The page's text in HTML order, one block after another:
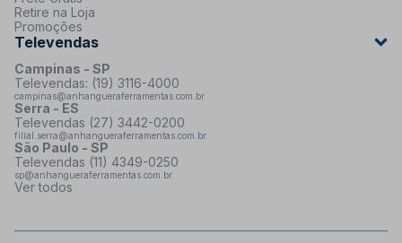
Retire na Loja
Promoções
Televendas
Campinas - SP
Televendas: (19) 3116-4000
campinas@anhangueraferramentas.com.br
Serra - ES
Televendas (27) 3442-0200
filial.serra@anhangueraferramentas.com.br
São Paulo - SP
Televendas (11) 4349-0250
sp@anhangueraferramentas.com.br
Ver todos